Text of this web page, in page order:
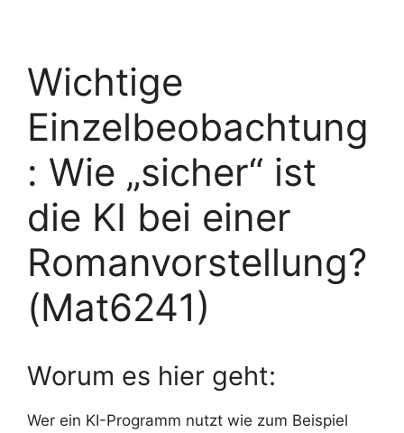
Wichtige
Einzelbeobachtung
: Wie „sicher“ ist
die KI bei einer
Romanvorstellung?
(Mat6241)
Worum es hier geht:
Wer ein KI-Programm nutzt wie zum Beispiel